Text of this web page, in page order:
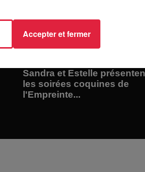
Sandra et Estelle
les soirées coquines de
l'Empreinte...
Accepter et fermer